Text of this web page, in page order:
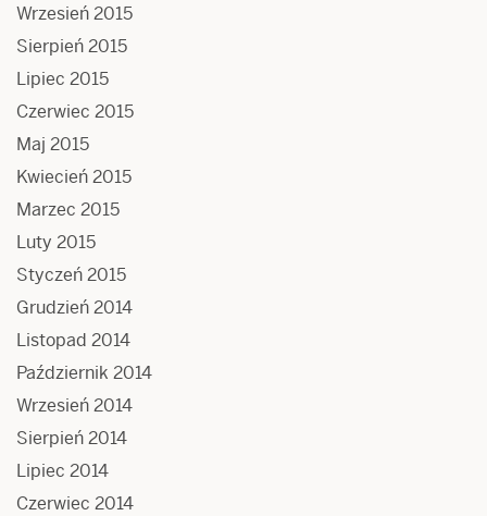
Wrzesień 2015
Sierpień 2015
Lipiec 2015
Czerwiec 2015
Maj 2015
Kwiecień 2015
Marzec 2015
Luty 2015
Styczeń 2015
Grudzień 2014
Listopad 2014
Październik 2014
Wrzesień 2014
Sierpień 2014
Lipiec 2014
Czerwiec 2014